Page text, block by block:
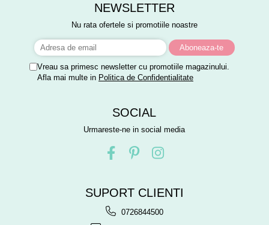
NEWSLETTER
Nu rata ofertele si promotiile noastre
Vreau sa primesc newsletter cu promotiile magazinului.
Afla mai multe in Politica de Confidentialitate
SOCIAL
Urmareste-ne in social media
SUPORT CLIENTI
0726844500